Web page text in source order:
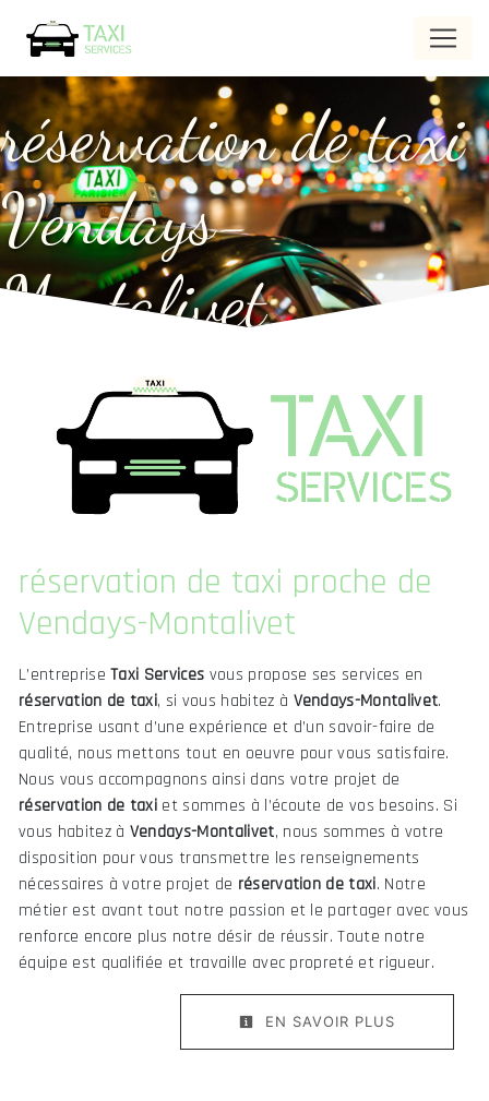
réservation de taxi
Vendays-
Montalivet
réservation de taxi proche de
Vendays-Montalivet
L’entrepriseTaxi Services vous propose ses services en
réservation de taxi, si vous habitez à Vendays-Montalivet.
Entreprise usant d’une expérience et d’un savoir-faire de
qualité, nous mettons tout en oeuvre pour vous satisfaire.
Nous vous accompagnons ainsi dans votre projet de
réservation de taxi et sommes à l’écoute de vos besoins. Si
vous habitez à Vendays-Montalivet, nous sommes à votre
disposition pour vous transmettre les renseignements
nécessaires à votre projet de réservation de taxi. Notre
métier est avant tout notre passion et le partager avec vous
renforce encore plus notre désir de réussir. Toute notre
équipe est qualifiée et travaille avec propreté et rigueur.
EN SAVOIR PLUS